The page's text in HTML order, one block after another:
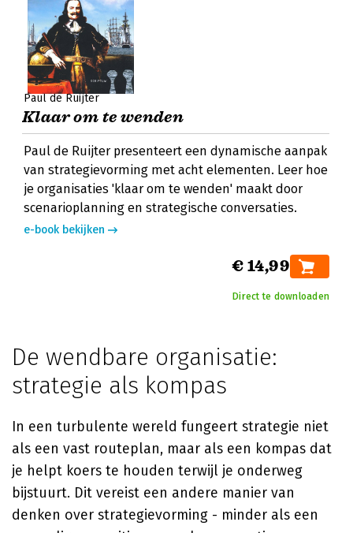
Paul de Ruijter
Klaar om te wenden
Paul de Ruijter presenteert een dynamische aanpak
van strategievorming met acht elementen. Leer hoe
je organisaties 'klaar om te wenden' maakt door
scenarioplanning en strategische conversaties.
e-book bekijken
€ 14,99
Direct te downloaden
De wendbare organisatie:
strategie als kompas
In een turbulente wereld fungeert strategie niet
als een vast routeplan, maar als een kompas dat
je helpt koers te houden terwijl je onderweg
bijstuurt. Dit vereist een andere manier van
denken over strategievorming - minder als een